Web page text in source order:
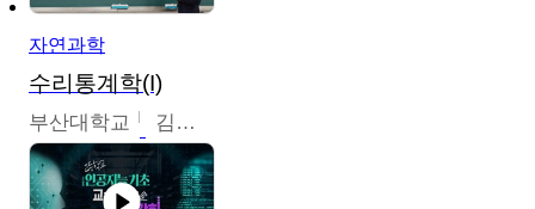
자연과학
수리통계학(I)
부산대학교 김충락